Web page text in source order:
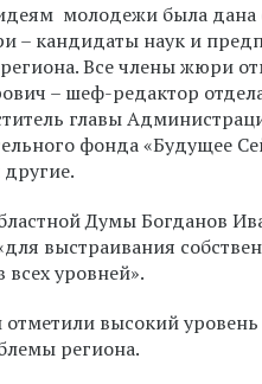
молодежи была дана
– кандидаты наук и
Все члены жюри
– шеф-редактор
главы
фонда «Будущее
Думы Богданов
выстраивания
уровней».
высокий
региона.